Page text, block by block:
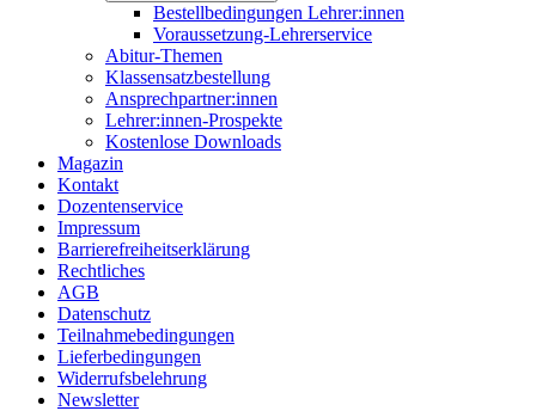
Bestellbedingungen Lehrer:innen
Voraussetzung-Lehrerservice
Abitur-Themen
Klassensatzbestellung
Ansprechpartner:innen
Lehrer:innen-Prospekte
Kostenlose Downloads
Magazin
Kontakt
Dozentenservice
Impressum
Barrierefreiheitserklärung
Rechtliches
AGB
Datenschutz
Teilnahmebedingungen
Lieferbedingungen
Widerrufsbelehrung
Newsletter